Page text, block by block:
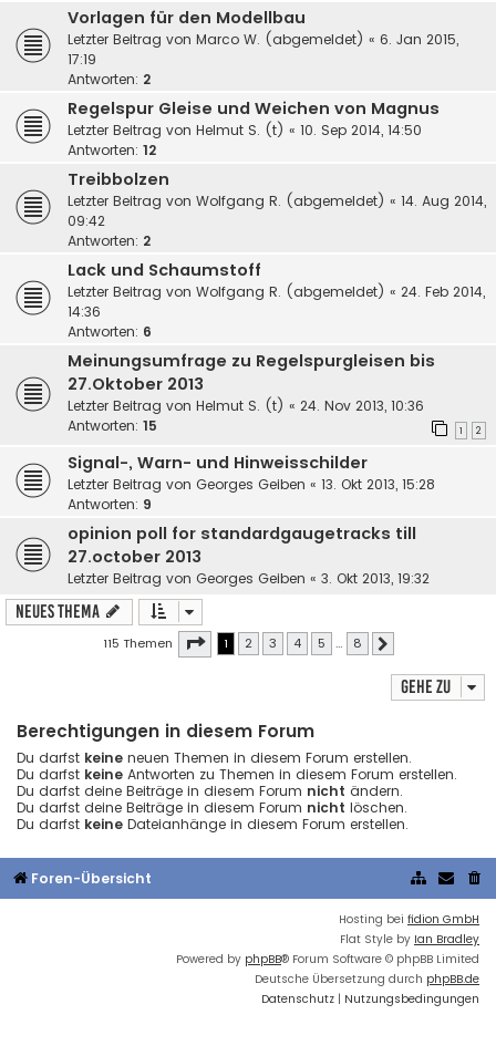
Vorlagen für den Modellbau
Letzter Beitrag von Marco W. (abgemeldet) « 6. Jan 2015,
17:19
Antworten: 2
Regelspur Gleise und Weichen von Magnus
Letzter Beitrag von Helmut S. (t) « 10. Sep 2014, 14:50
Antworten: 12
Treibbolzen
Letzter Beitrag von Wolfgang R. (abgemeldet) « 14. Aug 2014,
09:42
Antworten: 2
Lack und Schaumstoff
Letzter Beitrag von Wolfgang R. (abgemeldet) « 24. Feb 2014,
14:36
Antworten: 6
Meinungsumfrage zu Regelspurgleisen bis
27.Oktober 2013
Letzter Beitrag von Helmut S. (t) « 24. Nov 2013, 10:36
Antworten: 15 1 2
Signal-, Warn- und Hinweisschilder
Letzter Beitrag von Georges Geiben « 13. Okt 2013, 15:28
Antworten: 9
opinion poll for standardgaugetracks till
27.october 2013
Letzter Beitrag von Georges Geiben « 3. Okt 2013, 19:32
Neues Thema
115 Themen Seite von8
1 2 3 4 5 … 8
Gehe zu
Berechtigungen in diesem Forum
Du darfst keine neuen Themen in diesem Forum erstellen.
Du darfst keine Antworten zu Themen in diesem Forum erstellen.
Du darfst deine Beiträge in diesem Forum nicht ändern.
Du darfst deine Beiträge in diesem Forum nicht löschen.
Du darfst keine Dateianhänge in diesem Forum erstellen.
Foren-Übersicht
Hosting bei fidion GmbH
Flat Style by Ian Bradley
Powered by phpBB® Forum Software © phpBB Limited
Deutsche Übersetzung durch phpBB.de
Datenschutz | Nutzungsbedingungen